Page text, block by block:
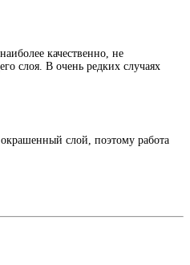
качественно, не
слоя. В очень редких случаях
слой, поэтому работа